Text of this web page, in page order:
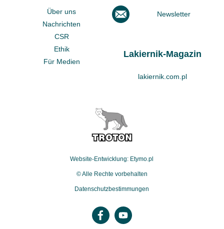
Über uns
Nachrichten
CSR
Ethik
Für Medien
Newsletter
Lakiernik-Magazin
lakiernik.com.pl
Website-Entwicklung: Etymo.pl
© Alle Rechte vorbehalten
Datenschutzbestimmungen